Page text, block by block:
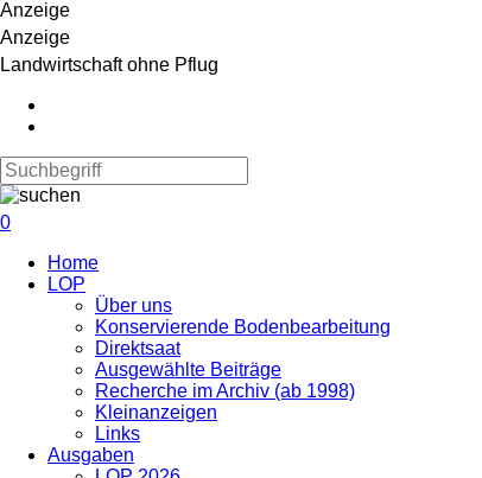
Anzeige
Anzeige
Landwirtschaft ohne Pflug
0
überspringen
Home
LOP
Über uns
Konservierende Bodenbearbeitung
Direktsaat
Ausgewählte Beiträge
Recherche im Archiv (ab 1998)
Kleinanzeigen
Links
Ausgaben